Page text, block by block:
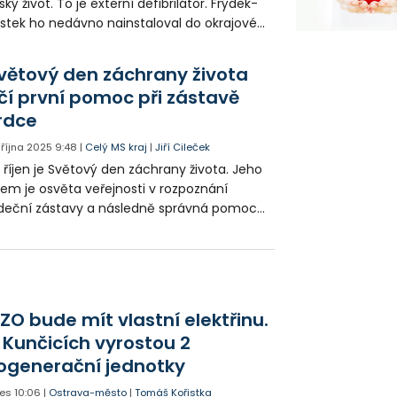
ho nedávno nainstaloval do okrajové
pracovat.
den záchrany života
první pomoc při zástavě
října 2025 9:48 | Celý MS kraj |Jiří Cileček
říjen je Světový den záchrany života. Jeho
je osvěta veřejnosti v rozpoznání
zástavy a následně správná pomoc
bude mít vlastní elektřinu.
Kunčicích vyrostou 2
jednotky
10:06 | Ostrava-město |Tomáš Kořistka